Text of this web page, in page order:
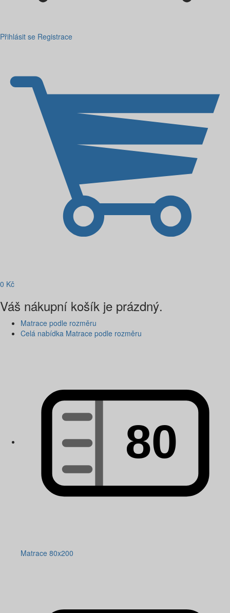
Přihlásit se Registrace
0 Kč
Váš nákupní košík je prázdný.
Matrace podle rozměru
Celá nabídka Matrace podle rozměru
Matrace 80x200